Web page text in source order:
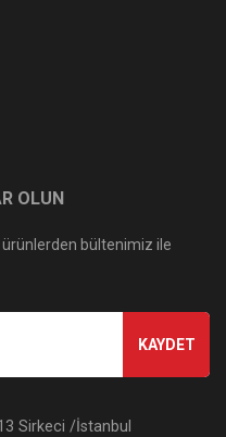
OLUN
ürünlerden bültenimiz ile
KAYDET
Sirkeci /İstanbul